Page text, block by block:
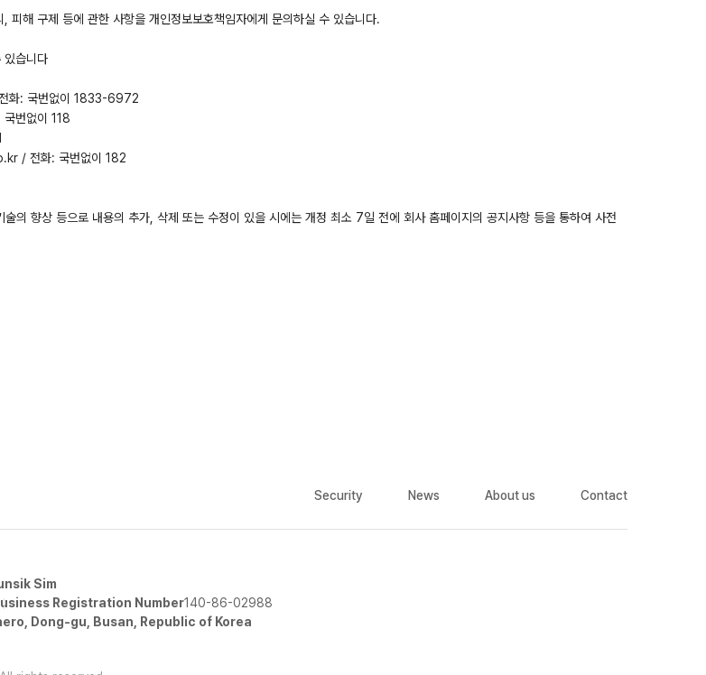
해 구제 등에 관한 사항을 개인정보보호책임자에게 문의하실 수 있습니다.
있습니다
화: 국번없이 1833-6972
번없이 118
/ 전화: 국번없이 182
의 향상 등으로 내용의 추가, 삭제 또는 수정이 있을 시에는 개정 최소 7일 전에 회사 홈페이지의 공지사항 등을 통하여 사전
Security News About us Contact
Sim
Registration Number140-86-02988
Dong-gu, Busan, Republic of Korea